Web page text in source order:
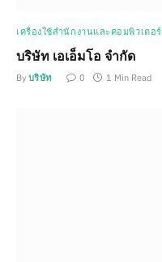
เครื่องใช้สำนักงานและคอมพิวเตอร์
บริษัท เอเอ็มโอ จำกัด
By บริษัท 0 1 Min Read